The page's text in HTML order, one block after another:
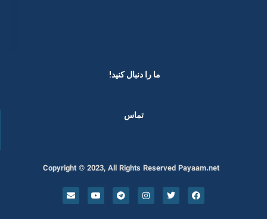
ما را دنبال کنید! ​
تماس
Copyright © 2023, All Rights Reserved Payaam.net